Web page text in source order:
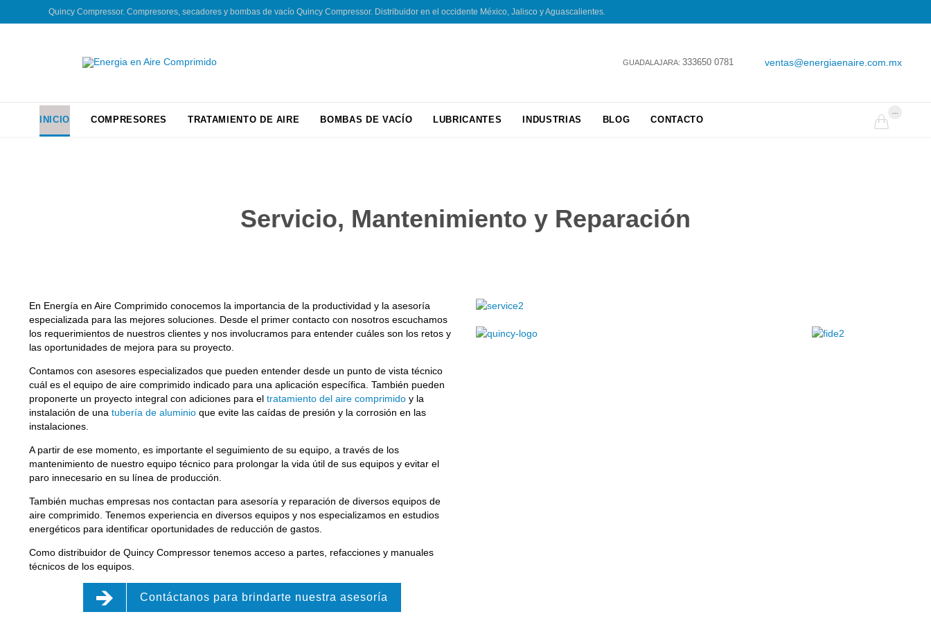
Quincy Compressor. Compresores, secadores y bombas de vacío Quincy Compressor. Distribuidor en el occidente México, Jalisco y Aguascalientes.
GUADALAJARA: 333650 0781 ventas@energiaenaire.com.mx
to
INICIO COMPRESORES TRATAMIENTO DE AIRE BOMBAS DE VACÍO LUBRICANTES INDUSTRIAS BLOG CONTACTO 
Servicio, Mantenimiento y Reparación
En Energía en Aire Comprimido conocemos la importancia de la productividad y la asesoría
especializada para las mejores soluciones. Desde el primer contacto con nosotros escuchamos
los requerimientos de nuestros clientes y nos involucramos para entender cuáles son los retos y
las oportunidades de mejora para su proyecto.
Contamos con asesores especializados que pueden entender desde un punto de vista técnico
cuál es el equipo de aire comprimido indicado para una aplicación específica. También pueden
proponerte un proyecto integral con adiciones para el tratamiento del aire comprimido y la
instalación de una tubería de aluminio que evite las caídas de presión y la corrosión en las
instalaciones.
A partir de ese momento, es importante el seguimiento de su equipo, a través de los
mantenimiento de nuestro equipo técnico para prolongar la vida útil de sus equipos y evitar el
paro innecesario en su línea de producción.
También muchas empresas nos contactan para asesoría y reparación de diversos equipos de
aire comprimido. Tenemos experiencia en diversos equipos y nos especializamos en estudios
energéticos para identificar oportunidades de reducción de gastos.
Como distribuidor de Quincy Compressor tenemos acceso a partes, refacciones y manuales
técnicos de los equipos.
 Contáctanos para brindarte nuestra asesoría